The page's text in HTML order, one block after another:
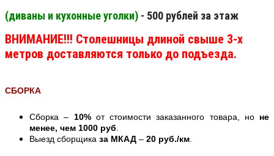
(диваны и кухонные уголки) - 500 рублей за этаж
ВНИМАНИЕ!!! Столешницы длиной свыше 3-х
метров доставляются только до подъезда.
СБОРКА
Сборка – 10%от стоимости заказанного товара, но не
менее, чем 1000 руб
Выезд сборщика за МКАД – 20 руб./км